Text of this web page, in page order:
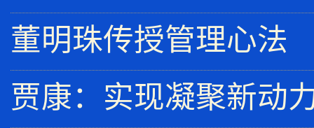
董明珠传授管理心法
贾康：实现凝聚新动